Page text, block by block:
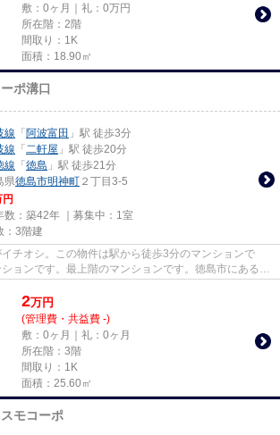
敷：0ヶ月｜礼：0万円
所在階：2階
間取り：1K
面積：18.90㎡
ポ溝口
線 「 阿波富田 」駅 徒歩3分
線 「 二軒屋 」駅 徒歩20分
線 「 徳島 」駅 徒歩21分
県徳島市明神町 ２丁目3-5
数：築42年 ｜募集中： 1室
：3階建
イチオシ。この物件は駅から徒歩3分のマンションで
ョンです。最上階のマンションです。徳島市にある賃
気軽に...
2万円
(管理費・共益費 -)
敷：0ヶ月｜礼：0ヶ月
所在階：3階
間取り：1K
面積：25.60㎡
スモコーポ